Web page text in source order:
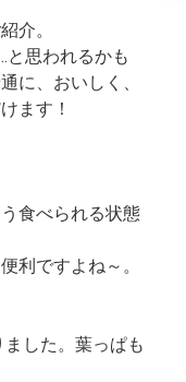
介。
と思われるかも
に、おいしく、
ます！
食べられる状態
利ですよね～。
した。葉っぱも